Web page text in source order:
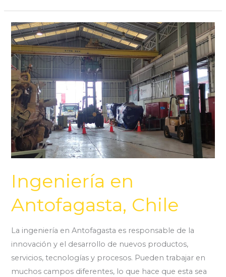
Ingeniería en
Antofagasta, Chile
La ingeniería en Antofagasta es responsable de la
innovación y el desarrollo de nuevos productos,
servicios, tecnologías y procesos. Pueden trabajar en
muchos campos diferentes, lo que hace que esta sea
Ingeniería
en
Antofagasta,
Chile